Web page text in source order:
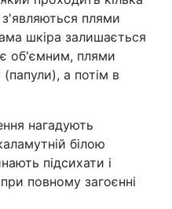
з'являються плями
шкіра залишається
об'ємним, плями
а потім в
нагадують
білою
підсихати і
повному загоєнні